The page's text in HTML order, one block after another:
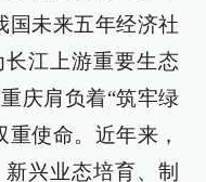
国未来五年经济社
江上游重要生态
庆肩负着“筑牢绿
使命。近年来，
兴业态培育、制